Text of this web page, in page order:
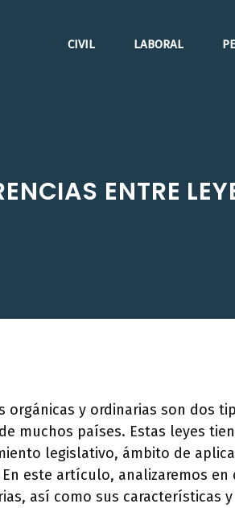
CIVIL LABORAL
ENTRE
orgánicas y ordinarias son dos
muchos países. Estas leyes
legislativo, ámbito de
este artículo, analizaremos
así como sus características